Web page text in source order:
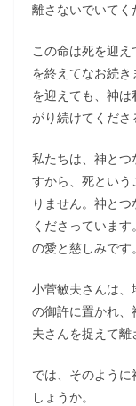
離さないでいてく
この命は死を迎
を終えてなお続
を迎えても、神
がり続けてくださ
私たちは、神と
すから、死とい
りません。神と
くださっていま
の愛と慈しみです。
小菅敏夫さんは
の御許に置かれ
夫さんを捉えて離
では、そのよう
しょうか。